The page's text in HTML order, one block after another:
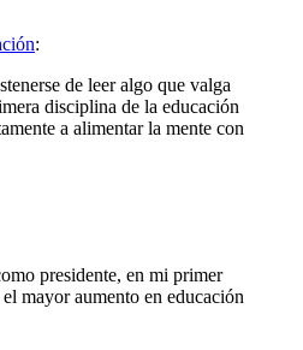
:
de leer algo que valga
disciplina de la educación
a alimentar la mente con
presidente, en mi primer
mayor aumento en educación